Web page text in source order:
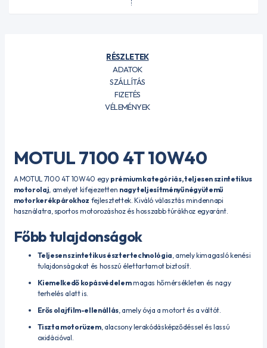
RÉSZLETEK
ADATOK
SZÁLLÍTÁS
FIZETÉS
VÉLEMÉNYEK
MOTUL 7100 4T 10W40
A MOTUL 7100 4T 10W40 egy prémium kategóriás, teljesen szintetikus
motorolaj, amelyet kifejezetten nagy teljesítményű négyütemű
motorkerékpárokhoz fejlesztettek. Kiváló választás mindennapi
használatra, sportos motorozáshoz és hosszabb túrákhoz egyaránt.
Főbb tulajdonságok
Teljesen szintetikus észtertechnológia, amely kimagasló kenési
tulajdonságokat és hosszú élettartamot biztosít.
Kiemelkedő kopásvédelemmagas hőmérsékleten és nagy
terhelés alatt is.
Erős olajfilm-ellenállás, amely óvja a motort és a váltót.
Tiszta motorüzem, alacsony lerakódásképződéssel és lassú
oxidációval.